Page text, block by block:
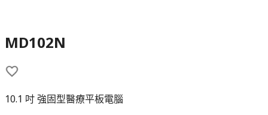
MD102N
10.1 吋 強固型醫療平板電腦